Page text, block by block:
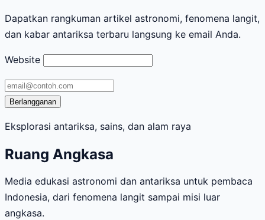
Dapatkan rangkuman artikel astronomi, fenomena langit,
dan kabar antariksa terbaru langsung ke email Anda.
Website
Alamat
email
Berlangganan
Eksplorasi antariksa, sains, dan alam raya
Ruang Angkasa
Media edukasi astronomi dan antariksa untuk pembaca
Indonesia, dari fenomena langit sampai misi luar
angkasa.